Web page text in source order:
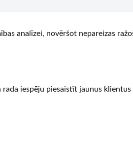
analīzei, novēršot nepareizas
iespēju piesaistīt jaunus